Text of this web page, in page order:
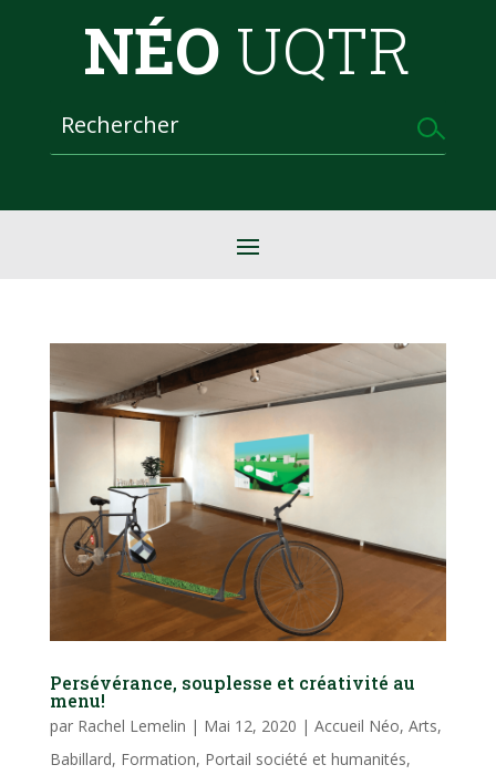
NÉO UQTR
Persévérance, souplesse et créativité au
menu!
par Rachel Lemelin | Mai 12, 2020 | Accueil Néo, Arts,
Babillard, Formation, Portail société et humanités,